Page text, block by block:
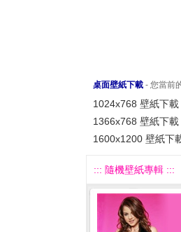
桌面壁紙下載 - 您當前
1024x768 壁紙下載
1366x768 壁紙下載
1600x1200 壁紙下
::: 隨機壁紙專輯 :::